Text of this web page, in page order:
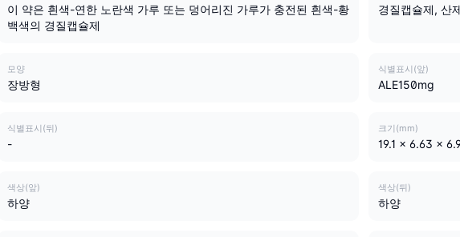
이 약은 흰색-연한 노란색 가루 또는 덩어리진 가루가 충전된 흰색-황
백색의 경질캡슐제
경질캡슐제, 산
모양
장방형
식별표시(앞)
ALE150mg
식별표시(뒤)
-
크기(mm)
19.1 x 6.63 x
색상(앞)
하양
색상(뒤)
하양